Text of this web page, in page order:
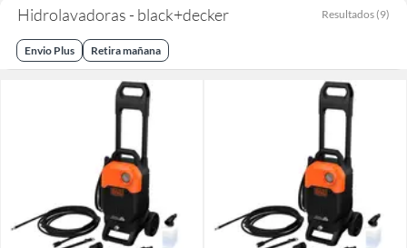
Hidrolavadoras - black+decker Resultados (9)
Envio Plus Retira mañana